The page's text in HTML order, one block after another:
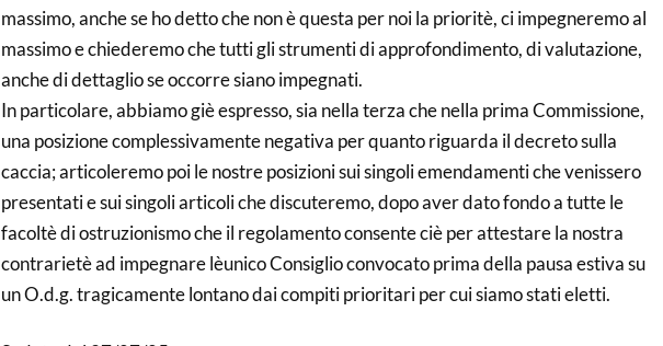
massimo, anche se ho detto che non è questa per noi la prioritè, ci impegneremo al
massimo e chiederemo che tutti gli strumenti di approfondimento, di valutazione,
anche di dettaglio se occorre siano impegnati.
In particolare, abbiamo giè espresso, sia nella terza che nella prima Commissione,
una posizione complessivamente negativa per quanto riguarda il decreto sulla
caccia; articoleremo poi le nostre posizioni sui singoli emendamenti che venissero
presentati e sui singoli articoli che discuteremo, dopo aver dato fondo a tutte le
facoltè di ostruzionismo che il regolamento consente ciè per attestare la nostra
contrarietè ad impegnare lèunico Consiglio convocato prima della pausa estiva su
un O.d.g. tragicamente lontano dai compiti prioritari per cui siamo stati eletti.